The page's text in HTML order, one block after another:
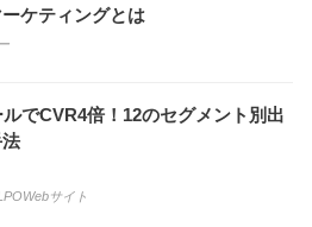
ケティングとは
でCVR4倍！12のセグメント別出
Webサイト